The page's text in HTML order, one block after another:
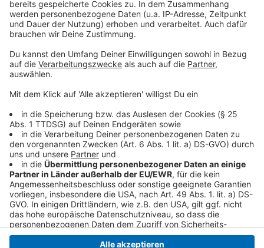
bringen. Dort stehen Fachleute bereit, die eine erste
Einschätzung der historischen Bedeutung der
Gegenstände abgeben. Wer den Termin nicht
wahrnehmen kann, hat auch in den drei Wochen danach
die Möglichkeit zur Abgabe. Auf Wunsch bietet die
Dokumentationsstelle sogar einen Abholservice an.
Hiergibt es weitere Infos.
Anzeige
Anzeige